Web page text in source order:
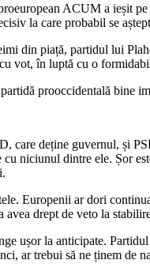
ACUM a ieșit
la care probabil se
din piață, partidul lui
vot, în luptă cu o
prooccidentală bine
care deține guvernul, și
niciunul dintre ele. Șor
Europenii ar dori
drept de veto la
ușor la anticipate.
ar trebui să ne ținem de